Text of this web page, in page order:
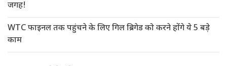
जगह!
WTC फाइनल तक पहुंचने के लिए गिल ब्रिगेड को करने होंगे ये 5 बड़े
काम